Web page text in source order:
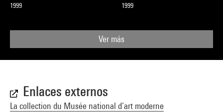
1999
1999
Ver más
Enlaces externos
La collection du Musée national d’art moderne